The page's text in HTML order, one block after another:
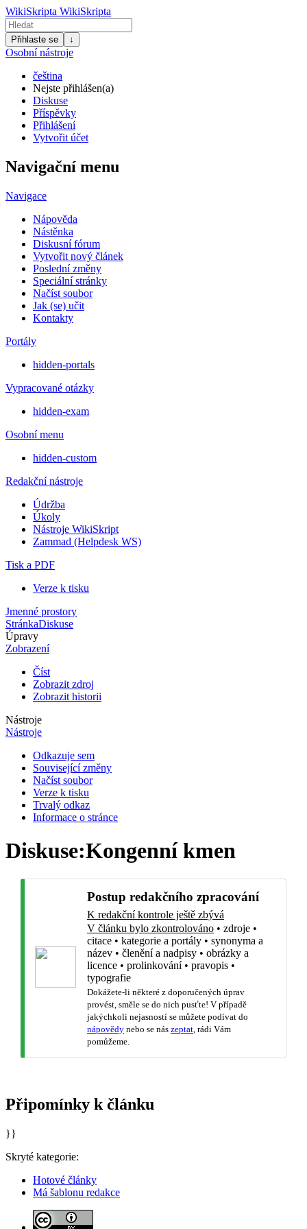
WikiSkripta WikiSkripta
Přihlaste se ↓
Osobní nástroje
čeština
Nejste přihlášen(a)
Diskuse
Příspěvky
Přihlášení
Vytvořit účet
Navigační menu
Navigace
Nápověda
Nástěnka
Diskusní fórum
Vytvořit nový článek
Poslední změny
Speciální stránky
Načíst soubor
Jak (se) učit
Kontakty
Portály
hidden-portals
Vypracované otázky
hidden-exam
Osobní menu
hidden-custom
Redakční nástroje
Údržba
Úkoly
Nástroje WikiSkript
Zammad (Helpdesk WS)
Tisk a PDF
Verze k tisku
Jmenné prostory
StránkaDiskuse
Úpravy
Zobrazení
Číst
Zobrazit zdroj
Zobrazit historii
Nástroje
Nástroje
Odkazuje sem
Související změny
Načíst soubor
Verze k tisku
Trvalý odkaz
Informace o stránce
Diskuse:Kongenní kmen
Postup redakčního zpracování
K redakční kontrole ještě zbývá
V článku bylo zkontrolováno • zdroje •
citace • kategorie a portály • synonyma a
název • členění a nadpisy • obrázky a
licence • prolinkování• pravopis •
typografie
Dokážete-li některé z doporučených úprav
provést, směle se do nich pusťte! V případě
jakýchkoli nejasností se můžete podívat do
nápovědy nebo se nás zeptat , rádi Vám
pomůžeme.
Připomínky k článku
}}
Skryté kategorie:
Hotové články
Má šablonu redakce